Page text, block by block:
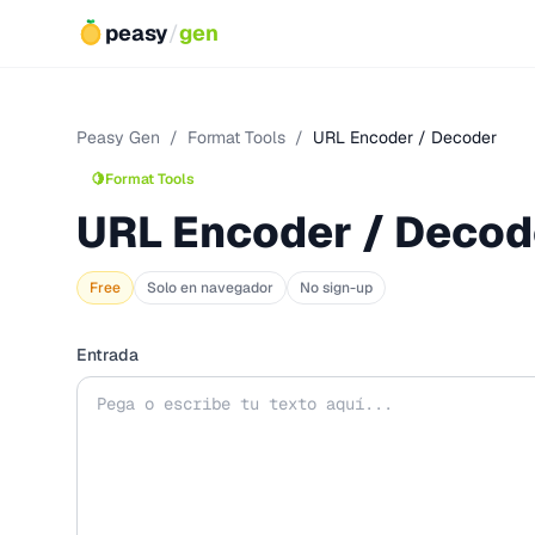
peasy/gen
Peasy Gen / Format Tools / URL Encoder / Decoder
🍋Format Tools
URL Encoder /
Free Solo en navegador No sign-up
Entrada